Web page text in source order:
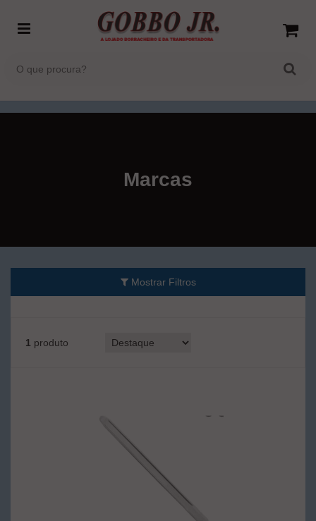
Marcas
Mostrar Filtros
1 produto